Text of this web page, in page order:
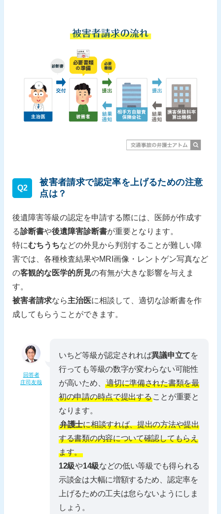
Q2
被害者請求で認定率を上げるための注意
点は？
後遺障害等級の認定を申請する際には、医師が作成す
る診断書や後遺障害診断書が重要となります。
特にむちうちなどの外見から判別することが難しい障
害では、各種検査結果やMRI画像・レントゲン写真など
の客観的な医学的所見の有無が大きな影響を与えま
す。
被害者請求なら主治医に相談して、適切な診断書を作
成してもらうことができます。
回答者
庄司友哉
いちど等級が認定されれば異議申立てを
行っても等級の数字が変わらない可能性
が高いため、適切に準備された書類を最
初の申請の時点で提出する ことが重要と
なります。
弁護士に相談すれば、提出の方法や提出
する書類の内容について確認してもらえ
ます。
12級や14級などの低い等級でも得られる
示談金は大幅に増額するため、認定率を
上げるための工夫は怠らないようにしま
しょう。